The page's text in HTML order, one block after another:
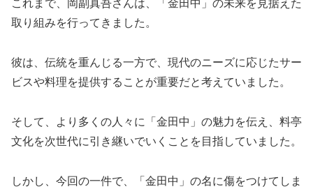
これまで、岡副真吾さんは、「金田中」の未来を見据えた
取り組みを行ってきました。
彼は、伝統を重んじる一方で、現代のニーズに応じたサー
ビスや料理を提供することが重要だと考えていました。
そして、より多くの人々に「金田中」の魅力を伝え、料亭
文化を次世代に引き継いでいくことを目指していました。
しかし、今回の一件で、「金田中」の名に傷をつけてしま